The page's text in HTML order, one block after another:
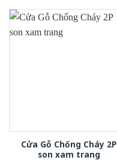
Cửa Gỗ Chống Cháy 2P
son xam trang